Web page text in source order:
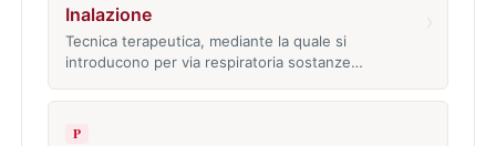
Inalazione
Tecnica terapeutica, mediante la quale si
introducono per via respiratoria sostanze…
P